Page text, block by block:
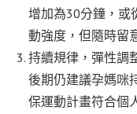
增加為30分鐘，或
動強度，但隨時留
持續規律，彈性調
後期仍建議孕媽咪
保運動計畫符合個